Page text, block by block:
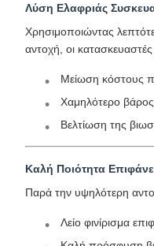
Λύση Ελαφριάς
Χρησιμοποιώντας
αντοχή, οι
Μείωση κόστους
Χαμηλότερο
Βελτίωση της
Καλή Ποιότητα
Παρά την υψηλότερη
Λείο φινίρισμα